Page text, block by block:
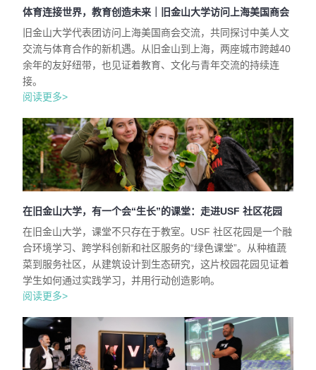
体育连接世界，教育创造未来｜旧金山大学访问上海美国商会
旧金山大学代表团访问上海美国商会交流，共同探讨中美人文
交流与体育合作的新机遇。从旧金山到上海，两座城市跨越40
余年的友好纽带，也见证着教育、文化与青年交流的持续连
接。
阅读更多>
在旧金山大学，有一个会“生长”的课堂：走进USF 社区花园
在旧金山大学，课堂不只存在于教室。USF 社区花园是一个融
合环境学习、跨学科创新和社区服务的“绿色课堂”。从种植蔬
菜到服务社区，从建筑设计到生态研究，这片校园花园见证着
学生如何通过实践学习，并用行动创造影响。
阅读更多>